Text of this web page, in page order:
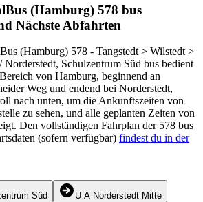
(Hamburg) 578 bus
Nächste Abfahrten
(Hamburg) 578 - Tangstedt > Wilstedt >
Schulzentrum Süd bus bedient
von Hamburg, beginnend an
Weg und endend bei Norderstedt,
nach unten, um die Ankunftszeiten von
zu sehen, und alle geplanten Zeiten von
Den vollständigen Fahrplan der 578 bus
(sofern verfügbar) findest du in der
Süd U A Norderstedt Mitte